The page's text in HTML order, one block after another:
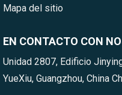
Mapa del sitio
EN CONTACTO CON
Unidad 2807, Edificio
YueXiu, Guangzhou, China